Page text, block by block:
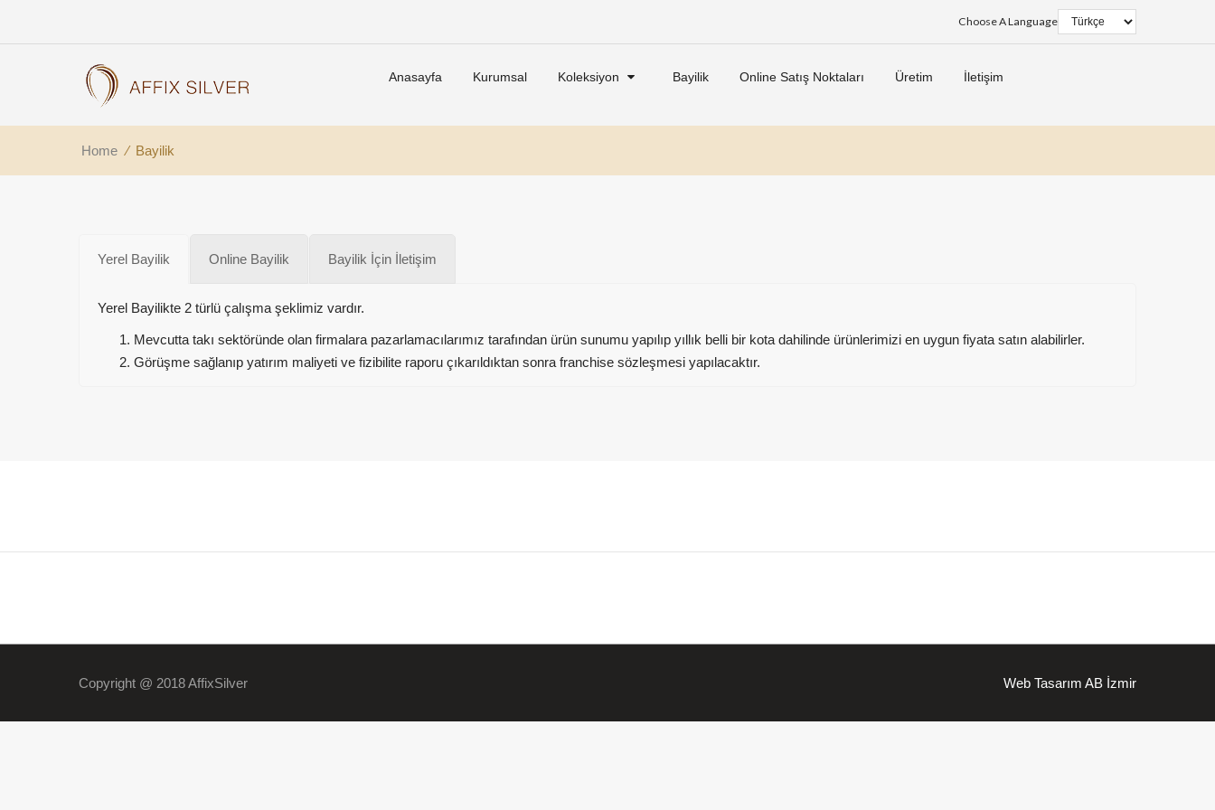
Choose A Language
Anasayfa Kurumsal Koleksiyon Bayilik Online Satış Noktaları Üretim İletişim
Home ⁄ Bayilik
Yerel Bayilik Online Bayilik Bayilik İçin İletişim
Yerel Bayilikte 2 türlü çalışma şeklimiz vardır.
Mevcutta takı sektöründe olan firmalara pazarlamacılarımız tarafından ürün sunumu yapılıp yıllık belli bir kota dahilinde ürünlerimizi en uygun fiyata satın alabilirler.
Görüşme sağlanıp yatırım maliyeti ve fizibilite raporu çıkarıldıktan sonra franchise sözleşmesi yapılacaktır.
Copyright @ 2018 AffixSilver Web Tasarım AB İzmir